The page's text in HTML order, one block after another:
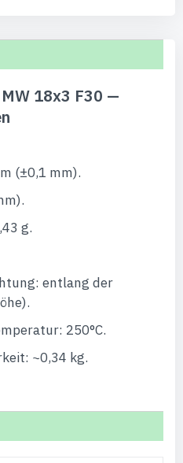
18x3 F30 —
(±0,1 mm).
g.
entlang der
250°C.
~0,34 kg.